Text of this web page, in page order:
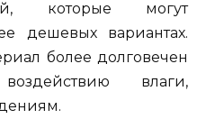
которые могут
дешевых вариантах.
более долговечен
влаги,